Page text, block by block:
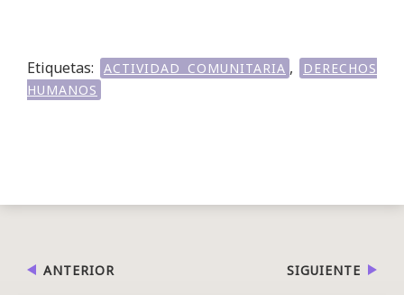
Etiquetas: ACTIVIDAD COMUNITARIA ,
DERECHOS
HUMANOS
ANTERIOR SIGUIENTE